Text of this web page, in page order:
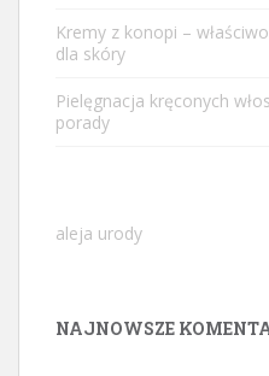
Kremy z konopi –
dla skóry
Pielęgnacja kręconych
porady
aleja urody
NAJNOWSZE